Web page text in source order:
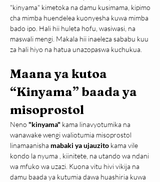
"kinyama" kimetoka na damu kusimama, kipimo
cha mimba huendelea kuonyesha kuwa mimba
bado ipo. Hali hii huleta hofu, wasiwasi, na
maswali mengi. Makala hii inaeleza sababu kuu
za hali hiyo na hatua unazopaswa kuchukua.
Maana ya kutoa
“Kinyama” baada ya
misoprostol
Neno "kinyama" kama linavyotumika na
wanawake wengi waliotumia misoprostol
linamaanisha mabaki ya ujauzito kama vile
kondo la nyuma , kiinitete, na utando wa ndani
wa mfuko wa uzazi. Kuona vitu hivi vikija na
damu baada ya kutumia dawa huashiria kuwa